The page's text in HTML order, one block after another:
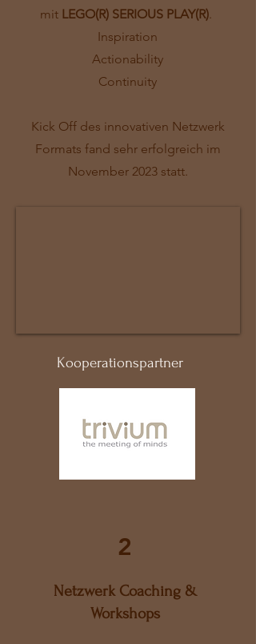
mit LEGO(R) SERIOUS PLAY(R).
Inspiration
Actionability
Continuity
Kick Off des innovativen Netzwerk
Formats fand sehr erfolgreich im
November 2023 statt.
Kooperationspartner
2
Netzwerk Coaching &
Workshops